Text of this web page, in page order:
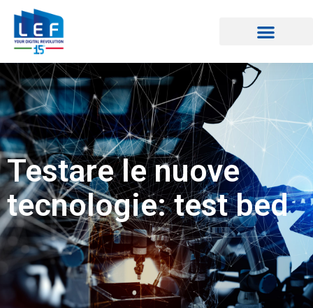
Testare le nuove
tecnologie: test bed